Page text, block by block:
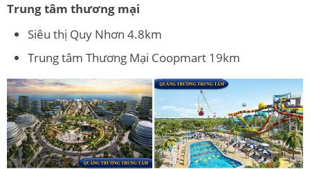
Trung tâm thương mại
Siêu thị Quy Nhơn 4.8km
Trung tâm Thương Mại Coopmart 19km